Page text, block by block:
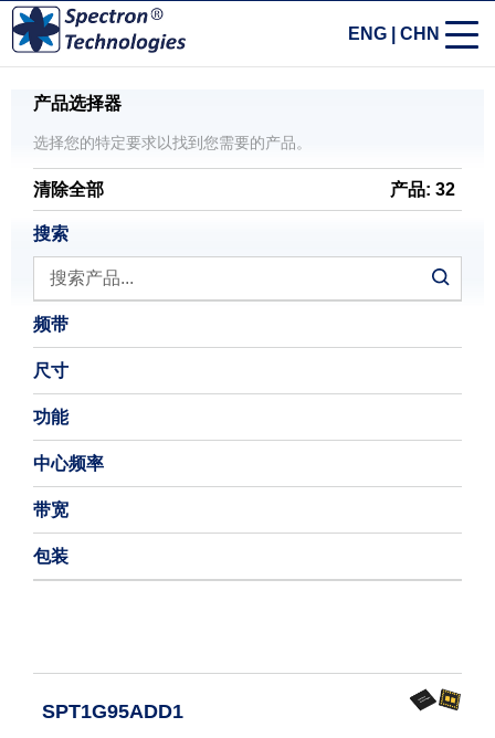
CHN
ENG
产品选择器
选择您的特定要求以找到您需要的产品。
清除全部 产品: 32
搜索
频带
尺寸
功能
中心频率
带宽
包装
SPT1G95ADD1